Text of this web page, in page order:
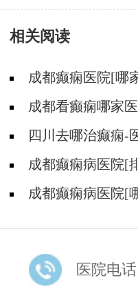
日，北京四川专家
健康礼遇!
相关阅读
成都癫痫医院[哪
好?成都看癫痫哪家
冬后癫痫病人应多注
四川去哪治癫痫-
哪儿能有效治疗癫痫?
成都癫痫病医院[
吗
成都癫痫病医院[
医院电话